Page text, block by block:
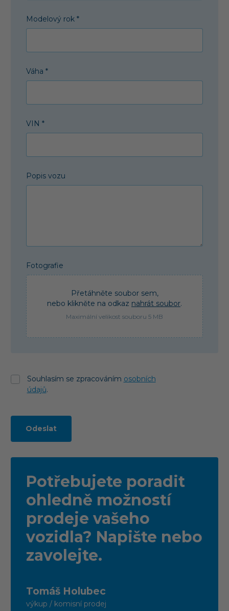
Modelový rok *
Váha *
VIN *
Popis vozu
Fotografie
Přetáhněte soubor sem,
nebo klikněte na odkaz nahrát soubor.
Maximální velikost souboru 5 MB
Souhlasím se zpracováním osobních
údajů.
Odeslat
Potřebujete poradit
ohledně možností
prodeje vašeho
vozidla? Napište nebo
zavolejte.
Tomáš Holubec
výkup / komisní prodej